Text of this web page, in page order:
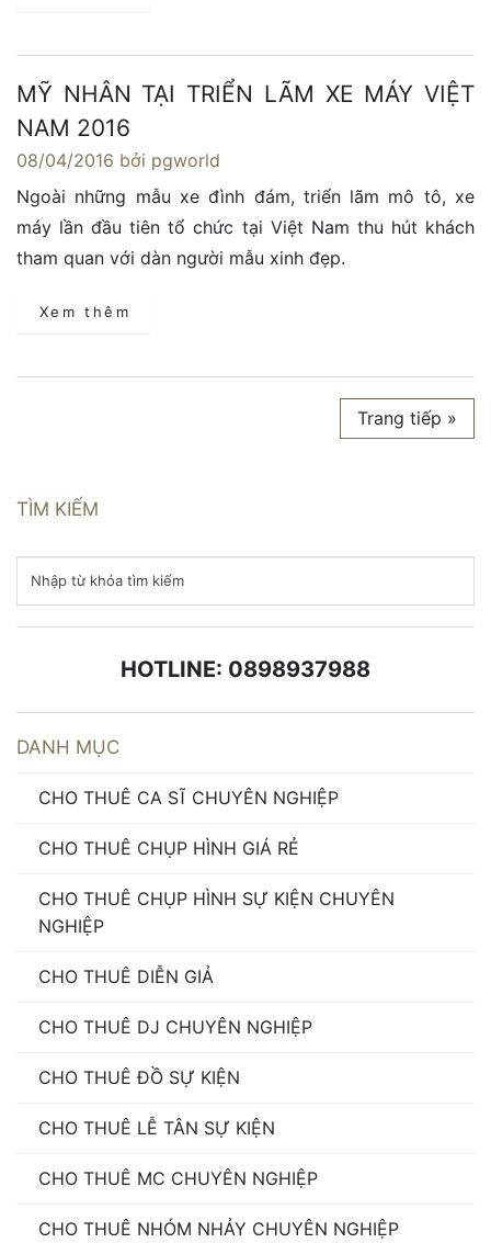
MỸ NHÂN TẠI TRIỂN LÃM XE MÁY VIỆT
NAM 2016
08/04/2016 bởi pgworld
Ngoài những mẫu xe đình đám, triển lãm mô tô, xe
máy lần đầu tiên tổ chức tại Việt Nam thu hút khách
tham quan với dàn người mẫu xinh đẹp.
Xem thêm
Trang tiếp »
TÌM KIẾM
HOTLINE: 0898937988
DANH MỤC
CHO THUÊ CA SĨ CHUYÊN NGHIỆP
CHO THUÊ CHỤP HÌNH GIÁ RẺ
CHO THUÊ CHỤP HÌNH SỰ KIỆN CHUYÊN
NGHIỆP
CHO THUÊ DIỄN GIẢ
CHO THUÊ DJ CHUYÊN NGHIỆP
CHO THUÊ ĐỒ SỰ KIỆN
CHO THUÊ LỄ TÂN SỰ KIỆN
CHO THUÊ MC CHUYÊN NGHIỆP
CHO THUÊ NHÓM NHẢY CHUYÊN NGHIỆP